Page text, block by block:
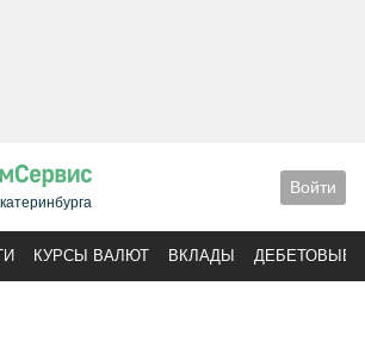
Войти
КУРСЫ ВАЛЮТ ВКЛАДЫ ДЕБЕТОВЫЕ